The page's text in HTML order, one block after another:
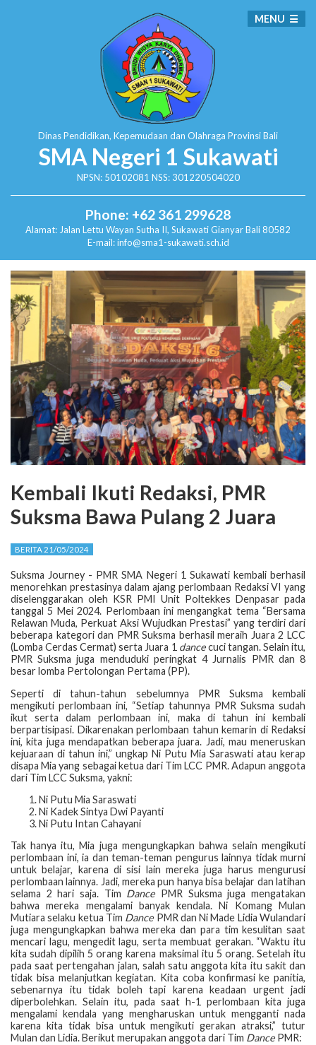
Dinas Pendidikan, Kepemudaan dan Olahraga Provinsi Bali
SMA Negeri 1 Sukawati
NPSN: 50102081 NSS: 301220504020
Phone: +62 361 299628
Alamat: Jalan Lettu Wayan Sutha II, SukawatiGianyar Bali 80582
E-mail: info@sma1-sukawati.sch.id
MENU
Kembali Ikuti Redaksi, PMR
Suksma Bawa Pulang 2 Juara
BERITA 21/05/2024
Suksma Journey - PMR SMA Negeri 1 Sukawati kembali berhasil
menorehkan prestasinya dalam ajang perlombaan Redaksi VI yang
diselenggarakan oleh KSR PMI Unit Poltekkes Denpasar pada
tanggal 5 Mei 2024. Perlombaan ini mengangkat tema “Bersama
Relawan Muda, Perkuat Aksi Wujudkan Prestasi” yang terdiri dari
beberapa kategori dan PMR Suksma berhasil meraih Juara 2 LCC
(Lomba Cerdas Cermat) serta Juara 1 dancecuci tangan. Selain itu,
PMR Suksma juga menduduki peringkat 4 Jurnalis PMR dan 8
besar lomba Pertolongan Pertama (PP).
Seperti di tahun-tahun sebelumnya PMR Suksma kembali
mengikuti perlombaan ini, “Setiap tahunnya PMR Suksma sudah
ikut serta dalam perlombaan ini, maka di tahun ini kembali
berpartisipasi. Dikarenakan perlombaan tahun kemarin di Redaksi
ini, kita juga mendapatkan beberapa juara. Jadi, mau meneruskan
kejuaraan di tahun ini,” ungkap Ni Putu Mia Saraswati atau kerap
disapa Mia yang sebagai ketua dari Tim LCC PMR. Adapun anggota
dari Tim LCC Suksma, yakni:
Ni Putu Mia Saraswati
Ni Kadek Sintya Dwi Payanti
Ni Putu Intan Cahayani
Tak hanya itu, Mia juga mengungkapkan bahwa selain mengikuti
perlombaan ini, ia dan teman-teman pengurus lainnya tidak murni
untuk belajar, karena di sisi lain mereka juga harus mengurusi
perlombaan lainnya. Jadi, mereka pun hanya bisa belajar dan latihan
selama 2 hari saja. Tim Dance PMR Suksma juga mengatakan
bahwa mereka mengalami banyak kendala. Ni Komang Mulan
Mutiara selaku ketua Tim Dance PMR dan Ni Made Lidia Wulandari
juga mengungkapkan bahwa mereka dan para tim kesulitan saat
mencari lagu, mengedit lagu, serta membuat gerakan. “Waktu itu
kita sudah dipilih 5 orang karena maksimal itu 5 orang. Setelah itu
pada saat pertengahan jalan, salah satu anggota kita itu sakit dan
tidak bisa melanjutkan kegiatan. Kita coba konfirmasi ke panitia,
sebenarnya itu tidak boleh tapi karena keadaan urgent jadi
diperbolehkan. Selain itu, pada saat h-1 perlombaan kita juga
mengalami kendala yang mengharuskan untuk mengganti nada
karena kita tidak bisa untuk mengikuti gerakan atraksi,” tutur
Mulan dan Lidia. Berikut merupakan anggota dari Tim Dance PMR: